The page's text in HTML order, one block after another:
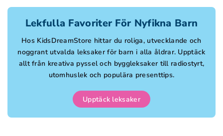
Lekfulla Favoriter För Nyfikna Barn
Hos KidsDreamStore hittar du roliga, utvecklande och
noggrant utvalda leksaker för barn i alla åldrar. Upptäck
allt från kreativa pyssel och byggleksaker till radiostyrt,
utomhuslek och populära presenttips.
Upptäck leksaker